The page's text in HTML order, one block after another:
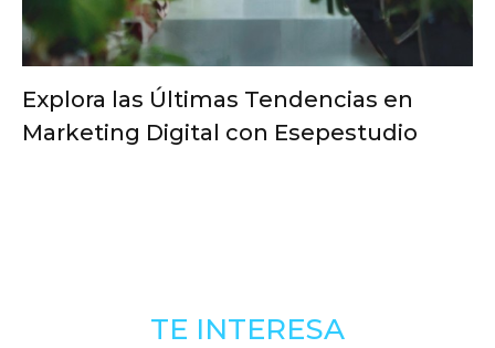
Explora las Últimas Tendencias en
Marketing Digital con Esepestudio
TE INTERESA